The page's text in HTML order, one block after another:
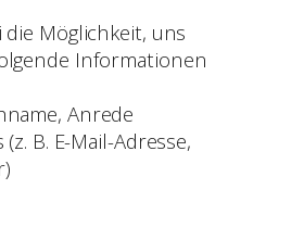
die Möglichkeit, uns
Informationen
Anrede
B. E-Mail-Adresse,